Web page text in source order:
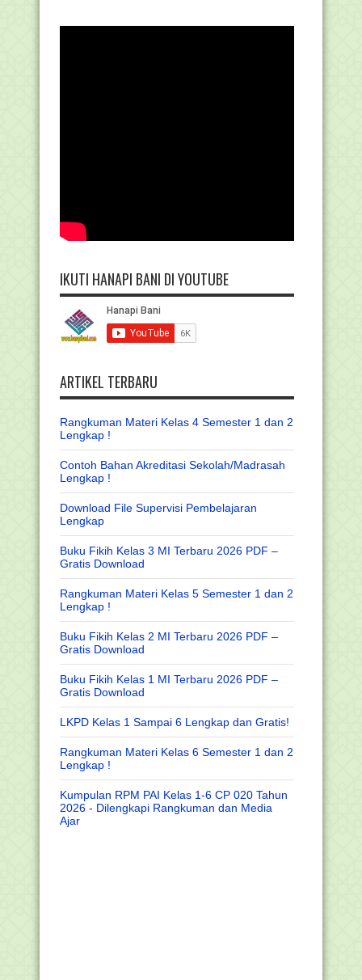
IKUTI HANAPI BANI DI YOUTUBE
ARTIKEL TERBARU
Rangkuman Materi Kelas 4 Semester 1 dan 2
Lengkap !
Contoh Bahan Akreditasi Sekolah/Madrasah
Lengkap !
Download File Supervisi Pembelajaran
Lengkap
Buku Fikih Kelas 3 MI Terbaru 2026 PDF –
Gratis Download
Rangkuman Materi Kelas 5 Semester 1 dan 2
Lengkap !
Buku Fikih Kelas 2 MI Terbaru 2026 PDF –
Gratis Download
Buku Fikih Kelas 1 MI Terbaru 2026 PDF –
Gratis Download
LKPD Kelas 1 Sampai 6 Lengkap dan Gratis!
Rangkuman Materi Kelas 6 Semester 1 dan 2
Lengkap !
Kumpulan RPM PAI Kelas 1-6 CP 020 Tahun
2026 - Dilengkapi Rangkuman dan Media
Ajar